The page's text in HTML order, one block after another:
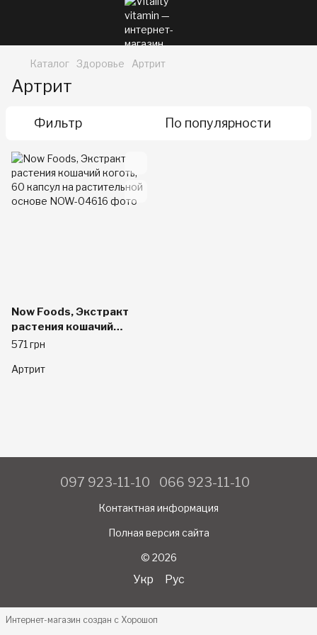
Каталог Здоровье Артрит
Артрит
Фильтр По популярности
Now Foods, Экстракт
растения кошачий
коготь, 60 капсул на
571 грн
Артрит
097 923-11-10 066 923-11-10
Контактная информация
Полная версия сайта
© 2026
Укр Рус
Интернет-магазин создан с Хорошоп